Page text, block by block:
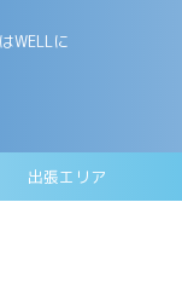
WELLに
出張エリア